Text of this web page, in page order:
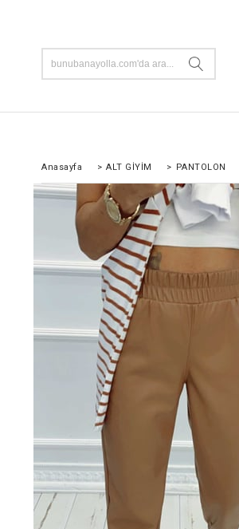
Anasayfa > ALT GİYİM > PANTOLON